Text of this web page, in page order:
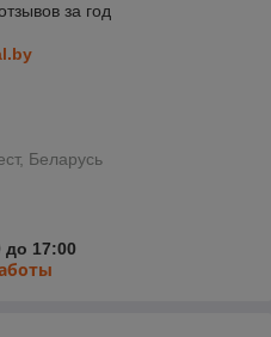
за год
Беларусь
до 17:00